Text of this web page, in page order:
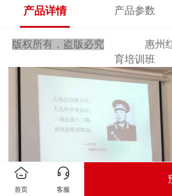
产品详情 产品参数
版权所有，盗版必究
惠州红
育培训班
首页 客服